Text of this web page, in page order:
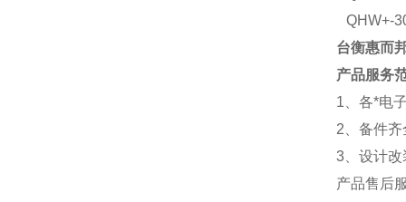
QHW+-
台衡惠而
产品服务
1、各*电
2、备件
3、设计
产品售后